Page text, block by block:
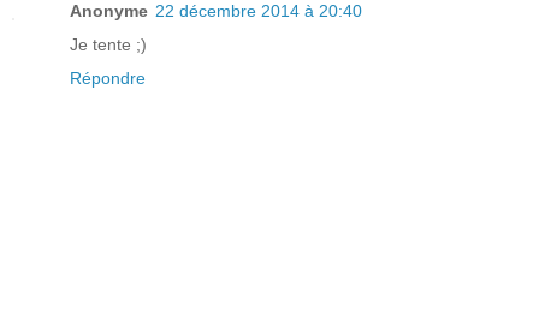
Anonyme 22 décembre 2014 à 20:40
Je tente ;)
Répondre